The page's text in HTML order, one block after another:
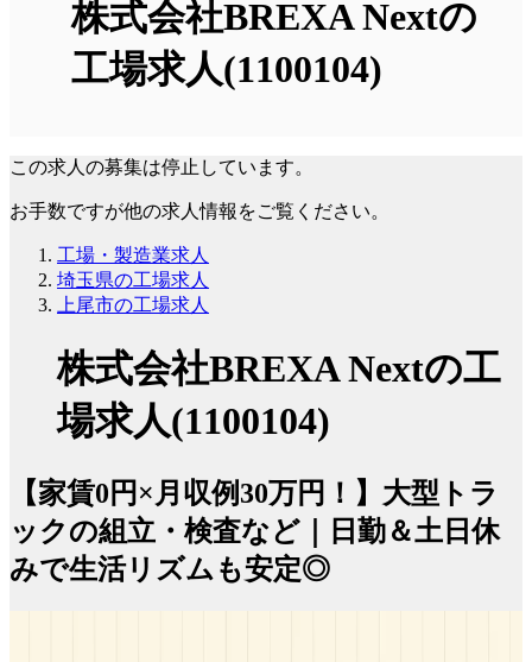
株式会社BREXA Nextの
工場求人(1100104)
この求人の募集は停止しています。
お手数ですが他の求人情報をご覧ください。
工場・製造業求人
埼玉県の工場求人
上尾市の工場求人
株式会社BREXA Nextの工
場求人(1100104)
【家賃0円×月収例30万円！】大型トラ
ックの組立・検査など｜日勤＆土日休
みで生活リズムも安定◎